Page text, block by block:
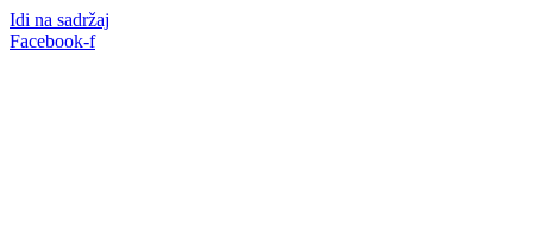
Idi na sadržaj
Facebook-f